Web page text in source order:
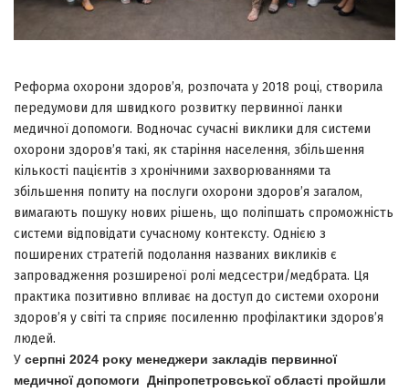
Реформа охорони здоров’я, розпочата у 2018 році, створила
передумови для швидкого розвитку первинної ланки
медичної допомоги. Водночас сучасні виклики для системи
охорони здоров’я такі, як старіння населення, збільшення
кількості пацієнтів з хронічними захворюваннями та
збільшення попиту на послуги охорони здоров’я загалом,
вимагають пошуку нових рішень, що поліпшать спроможність
системи відповідати сучасному контексту. Однією з
поширених стратегій подолання названих викликів є
запровадження розширеної ролі медсестри/медбрата. Ця
практика позитивно впливає на доступ до системи охорони
здоров’я у світі та сприяє посиленню профілактики здоров’я
людей.
У серпні 2024 року менеджери закладів первинної
медичної допомоги Дніпропетровської області пройшли